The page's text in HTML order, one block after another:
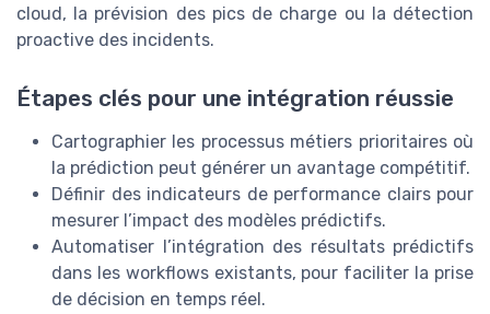
cloud, la prévision des pics de charge ou la détection
proactive des incidents.
Étapes clés pour une intégration réussie
Cartographier les processus métiers prioritaires où
la prédiction peut générer un avantage compétitif.
Définir des indicateurs de performance clairs pour
mesurer l’impact des modèles prédictifs.
Automatiser l’intégration des résultats prédictifs
dans les workflows existants, pour faciliter la prise
de décision en temps réel.